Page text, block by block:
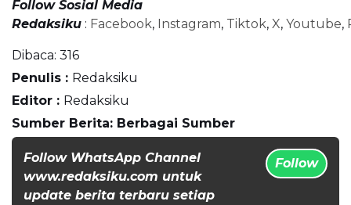
Follow Sosial Media
Redaksiku : Facebook, Instagram, Tiktok, X, Youtube,
Dibaca: 316
Penulis : Redaksiku
Editor : Redaksiku
Sumber Berita: Berbagai Sumber
Follow WhatsApp Channel
www.redaksiku.com untuk
update berita terbaru setiap
Follow